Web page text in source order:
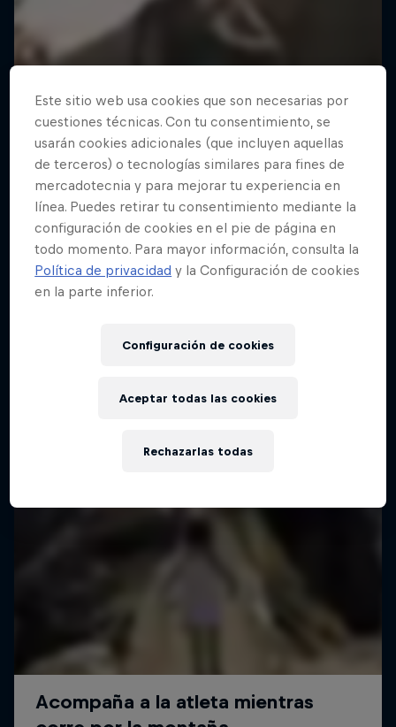
Este sitio web usa cookies que son necesarias por
cuestiones técnicas. Con tu consentimiento, se
usarán cookies adicionales (que incluyen aquellas
de terceros) o tecnologías similares para fines de
mercadotecnia y para mejorar tu experiencia en
línea. Puedes retirar tu consentimiento mediante la
configuración de cookies en el pie de página en
todo momento. Para mayor información, consulta la
Política de privacidad y la Configuración de cookies
en la parte inferior.
Configuración de cookies
Rechazarlas todas
Aceptar todas las cookies